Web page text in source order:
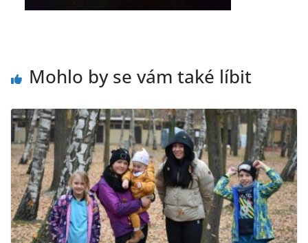
Mohlo by se vám také líbit